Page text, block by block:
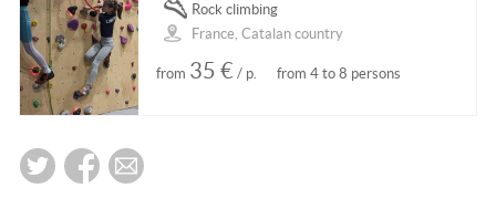
Rock climbing
France, Catalan country
from 35 € / p. from 4 to 8 persons